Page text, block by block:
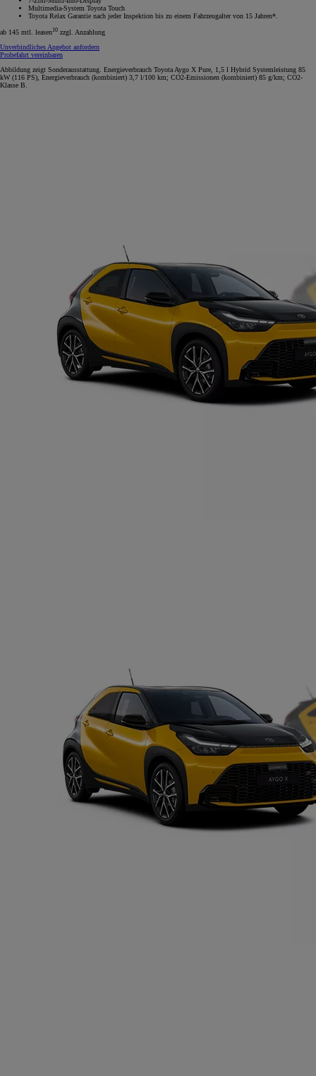
Multimedia-System Toyota Touch
Toyota Relax Garantie nach jeder Inspektion bis zu einem Fahrzeugalter von 15 Jahren*.
ab 145 mtl. leasen10 zzgl. Anzahlung
Unverbindliches Angebot anfordern
Probefahrt vereinbaren
Abbildung zeigt Sonderausstattung. Energieverbrauch Toyota Aygo X Pure, 1,5 l Hybrid Systemleistung 85
kW (116 PS), Energieverbrauch (kombiniert) 3,7 l/100 km; CO2-Emissionen (kombiniert) 85 g/km; CO2-
Klasse B.